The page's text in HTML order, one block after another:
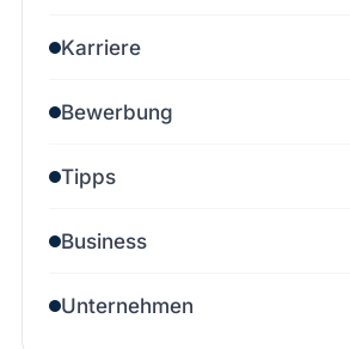
Karriere
Bewerbung
Tipps
Business
Unternehmen